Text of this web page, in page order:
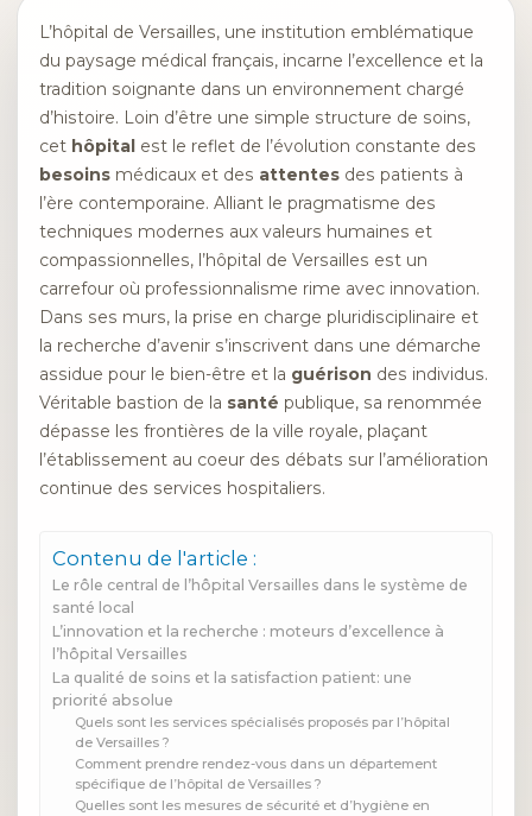
L’hôpital de Versailles, une institution emblématique
du paysage médical français, incarne l’excellence et la
tradition soignante dans un environnement chargé
d’histoire. Loin d’être une simple structure de soins,
cet hôpital est le reflet de l’évolution constante des
besoins médicaux et des attentes des patients à
l’ère contemporaine. Alliant le pragmatisme des
techniques modernes aux valeurs humaines et
compassionnelles, l’hôpital de Versailles est un
carrefour où professionnalisme rime avec innovation.
Dans ses murs, la prise en charge pluridisciplinaire et
la recherche d’avenir s’inscrivent dans une démarche
assidue pour le bien-être et la guérison des individus.
Véritable bastion de la santé publique, sa renommée
dépasse les frontières de la ville royale, plaçant
l’établissement au coeur des débats sur l’amélioration
continue des services hospitaliers.
Contenu de l'article :
Le rôle central de l’hôpital Versailles dans le système de
santé local
L’innovation et la recherche : moteurs d’excellence à
l’hôpital Versailles
La qualité de soins et la satisfaction patient: une
priorité absolue
Quels sont les services spécialisés proposés par l’hôpital
de Versailles ?
Comment prendre rendez-vous dans un département
spécifique de l’hôpital de Versailles ?
Quelles sont les mesures de sécurité et d’hygiène en